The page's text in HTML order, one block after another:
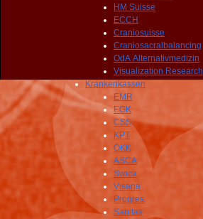
HM Suisse
ECCH
Craniosuisse
Craniosacralbalancing
OdA Alternativmedizin
Visualization Research
Krankenkassen
EMR
EGK
CSS
KPT
ÖKK
ASCA
Swica
Visana
Progres
Sanitas